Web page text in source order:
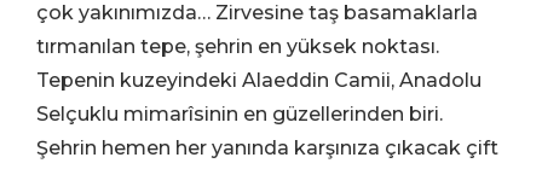
çok yakınımızda… Zirvesine taş basamaklarla
tırmanılan tepe, şehrin en yüksek noktası.
Tepenin kuzeyindeki Alaeddin Camii, Anadolu
Selçuklu mimarîsinin en güzellerinden biri.
Şehrin hemen her yanında karşınıza çıkacak çift